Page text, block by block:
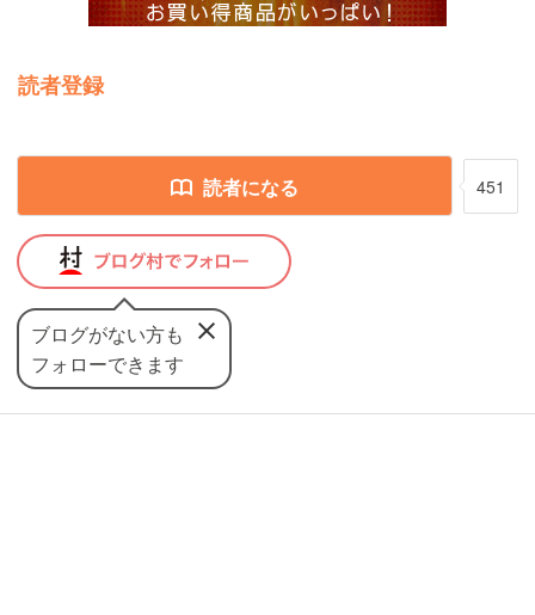
読者登録
読者になる 451
ブログがない方も
フォローできます